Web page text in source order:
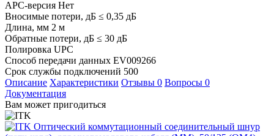
APC-версия Нет
Вносимые потери, дБ ≤ 0,35 дБ
Длина, мм 2 м
Обратные потери, дБ ≤ 30 дБ
Полировка UPC
Способ передачи данных EV009266
Срок службы подключений 500
Описание Характеристики Отзывы 0 Вопросы 0
Документация
Вам может пригодиться